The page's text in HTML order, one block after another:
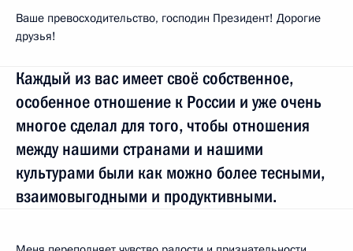
Ваше превосходительство, господин Президент! Дорогие
друзья!
Каждый из вас имеет своё собственное,
особенное отношение к России и уже очень
многое сделал для того, чтобы отношения
между нашими странами и нашими
культурами были как можно более тесными,
взаимовыгодными и продуктивными.